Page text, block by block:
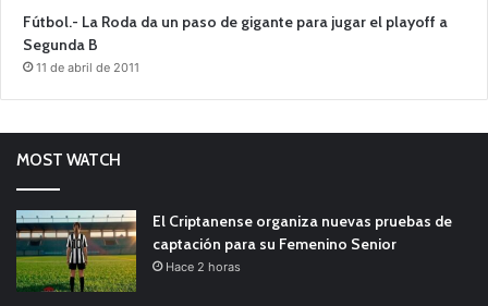
Fútbol.- La Roda da un paso de gigante para jugar el playoff a
Segunda B
11 de abril de 2011
MOST WATCH
El Criptanense organiza nuevas pruebas de
captación para su Femenino Senior
Hace 2 horas